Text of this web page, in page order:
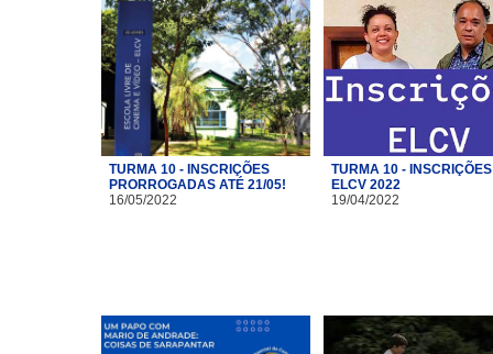
TURMA 10 - INSCRIÇÕES
PRORROGADAS ATÉ 21/05!
16/05/2022
TURMA 10 - INSCRIÇÕES
ELCV 2022
19/04/2022